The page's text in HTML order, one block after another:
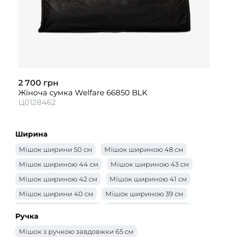
2 700 грн
Жіноча сумка Welfare 66850 BLK
Ц0128462
Ширина
Мішок ширини 50 см
Мішок шириною 48 см
Мішок шириною 44 см
Мішок шириною 43 см
Мішок шириною 42 см
Мішок шириною 41 см
Мішок ширини 40 см
Мішок шириною 39 см
Ручка
Мішок з ручкою завдовжки 65 см